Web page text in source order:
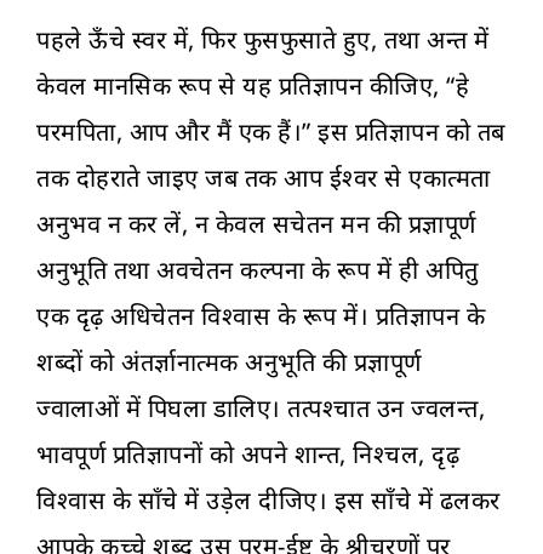
पहले ऊँचे स्वर में, फिर फुसफुसाते हुए, तथा अन्त में
केवल मानसिक रूप से यह प्रतिज्ञापन कीजिए, “हे
परमपिता, आप और मैं एक हैं।” इस प्रतिज्ञापन को तब
तक दोहराते जाइए जब तक आप ईश्वर से एकात्मता
अनुभव न कर लें, न केवल सचेतन मन की प्रज्ञापूर्ण
अनुभूति तथा अवचेतन कल्पना के रूप में ही अपितु
एक दृढ़ अधिचेतन विश्वास के रूप में। प्रतिज्ञापन के
शब्दों को अंतर्ज्ञानात्मक अनुभूति की प्रज्ञापूर्ण
ज्वालाओं में पिघला डालिए। तत्पश्चात उन ज्वलन्त,
भावपूर्ण प्रतिज्ञापनों को अपने शान्त, निश्चल, दृढ़
विश्वास के साँचे में उड़ेल दीजिए। इस साँचे में ढलकर
आपके कच्चे शब्द उस परम-ईष्ट के श्रीचरणों पर